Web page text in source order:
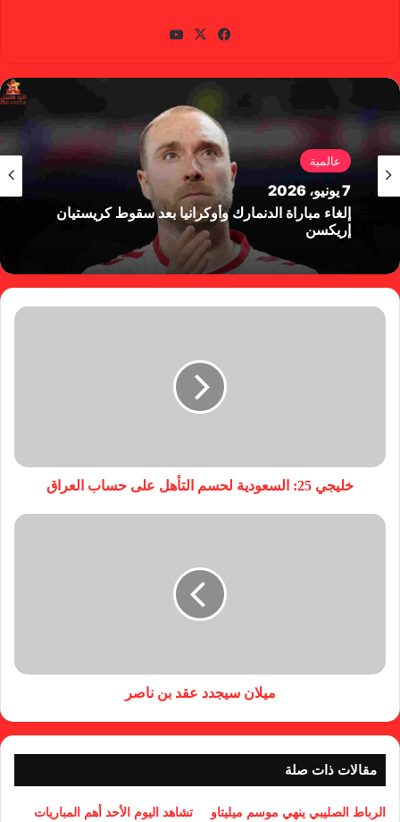
في
وك
X
عالمية
7 يونيو، 2026
إلغاء مباراة الدنمارك وأوكرانيا بعد سقوط كريستيان
إريكسن
خليجي 25: السعودية لحسم التأهل على حساب العراق
ميلان سيجدد عقد بن ناصر
مقالات ذات صلة
الرباط الصليبي ينهي موسم ميليتاو تشاهد اليوم الأحد أهم المباريات